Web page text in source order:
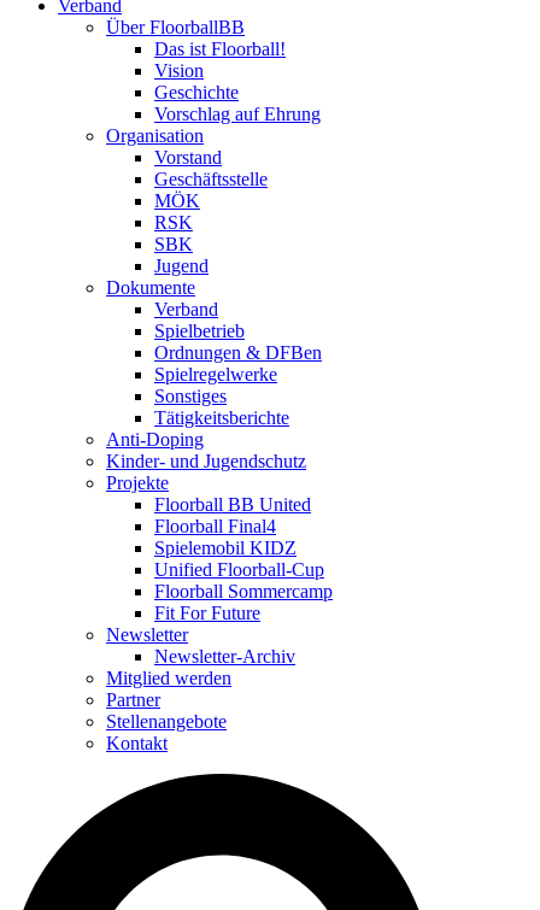
Verband
Über FloorballBB
Das ist Floorball!
Vision
Geschichte
Vorschlag auf Ehrung
Organisation
Vorstand
Geschäftsstelle
MÖK
RSK
SBK
Jugend
Dokumente
Verband
Spielbetrieb
Ordnungen & DFBen
Spielregelwerke
Sonstiges
Tätigkeitsberichte
Anti-Doping
Kinder- und Jugendschutz
Projekte
Floorball BB United
Floorball Final4
Spielemobil KIDZ
Unified Floorball-Cup
Floorball Sommercamp
Fit For Future
Newsletter
Newsletter-Archiv
Mitglied werden
Partner
Stellenangebote
Kontakt